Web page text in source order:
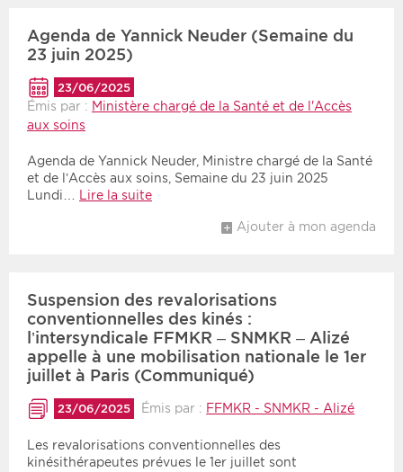
Agenda de Yannick Neuder (Semaine du
23 juin 2025)
23/06/2025
Émis par : Ministère chargé de la Santé et de l'Accès
aux soins
Agenda de Yannick Neuder, Ministre chargé de la Santé
et de l’Accès aux soins, Semaine du 23 juin 2025
Lundi… Lire la suite
Ajouter à mon agenda
Suspension des revalorisations
conventionnelles des kinés :
l’intersyndicale FFMKR – SNMKR – Alizé
appelle à une mobilisation nationale le 1er
juillet à Paris (Communiqué)
23/06/2025 Émis par : FFMKR - SNMKR - Alizé
Les revalorisations conventionnelles des
kinésithérapeutes prévues le 1er juillet sont